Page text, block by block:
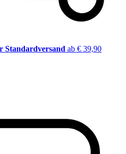
Standardversand ab € 39,90